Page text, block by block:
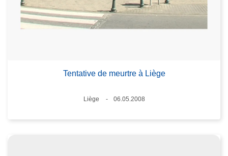
Tentative de meurtre à Liège
Lieux
Liège
06.05.2008